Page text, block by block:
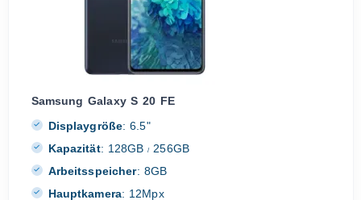
Samsung Galaxy S 20 FE
Displaygröße: 6.5"
Kapazität: 128GB/ 256GB
Arbeitsspeicher: 8GB
Hauptkamera: 12Mpx